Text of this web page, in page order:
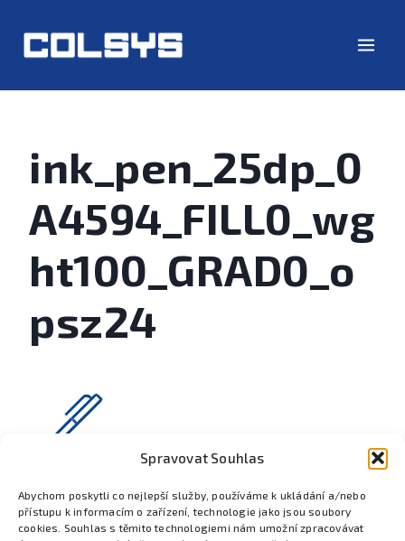
Spravovat Souhlas
Abychom poskytli co nejlepší služby, používáme k ukládání a/nebo
přístupu k informacím o zařízení, technologie jako jsou soubory
cookies. Souhlas s těmito technologiemi nám umožní zpracovávat
ink_pen_25dp_0
A4594_FILL0_wg
ht100_GRAD0_o
psz24